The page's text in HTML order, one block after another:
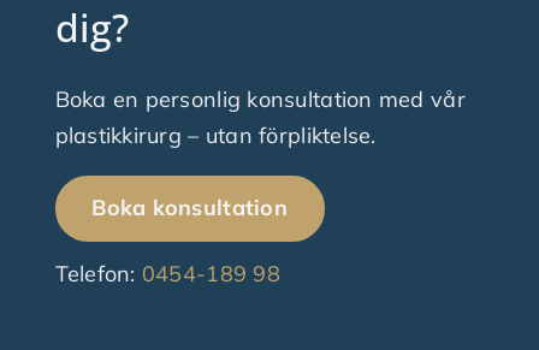
dig?
Boka en personlig konsultation med vår
plastikkirurg – utan förpliktelse.
Boka konsultation
Telefon: 0454-189 98